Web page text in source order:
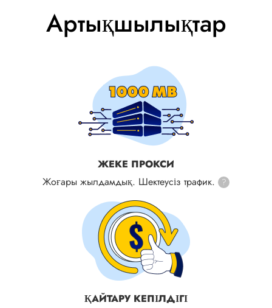
Артықшылықтар
ЖЕКЕ ПРОКСИ
Жоғары жылдамдық. Шектеусіз трафик.
?
ҚАЙТАРУ КЕПІЛДІГІ